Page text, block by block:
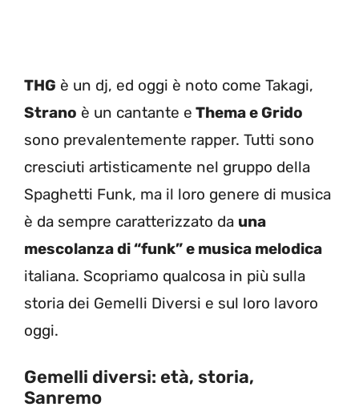
THG è un dj, ed oggi è noto come Takagi,
Strano è un cantante e Thema e Grido
sono prevalentemente rapper. Tutti sono
cresciuti artisticamente nel gruppo della
Spaghetti Funk, ma il loro genere di musica
è da sempre caratterizzato da una
mescolanza di “funk” e musica melodica
italiana. Scopriamo qualcosa in più sulla
storia dei Gemelli Diversi e sul loro lavoro
oggi.
Gemelli diversi: età, storia,
Sanremo